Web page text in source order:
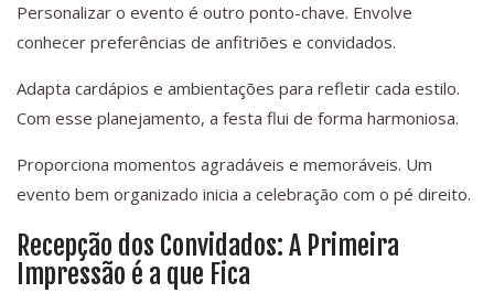
Personalizar o evento é outro ponto-chave. Envolve
conhecer preferências de anfitriões e convidados.
Adapta cardápios e ambientações para refletir cada estilo.
Com esse planejamento, a festa flui de forma harmoniosa.
Proporciona momentos agradáveis e memoráveis. Um
evento bem organizado inicia a celebração com o pé direito.
Recepção dos Convidados: A Primeira
Impressão é a que Fica